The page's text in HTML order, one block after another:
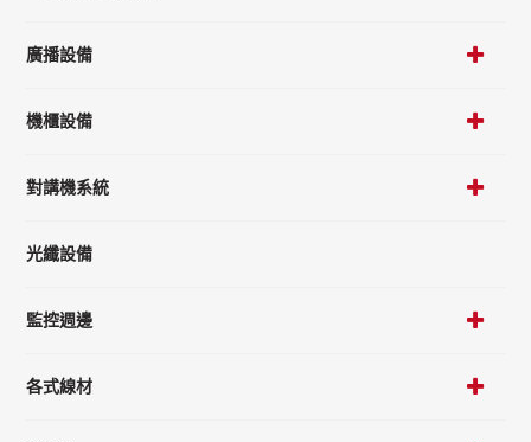
廣播設備
機櫃設備
對講機系統
光纖設備
監控週邊
各式線材